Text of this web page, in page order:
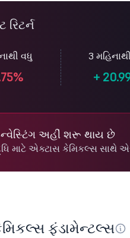
વધુ 3
+
અહીં શરૂ થાય છે
માટે એક્ટાસ કેમિકલ્સ સાથે
ફંડામેન્ટલ્સ